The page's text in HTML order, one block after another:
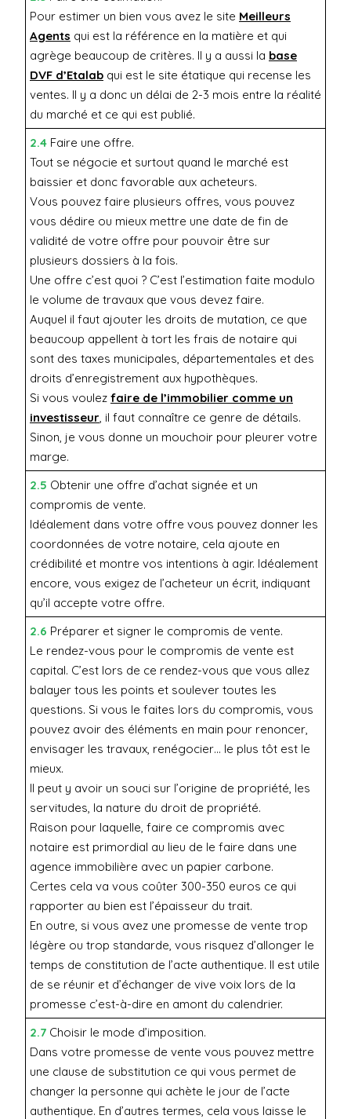
Pour estimer un bien vous avez le site Meilleurs
Agents qui est la référence en la matière et qui
agrège beaucoup de critères. Il y a aussi la base
DVF d’Etalab qui est le site étatique qui recense les
ventes. Il y a donc un délai de 2-3 mois entre la réalité
du marché et ce qui est publié.
2.4 Faire une offre.
Tout se négocie et surtout quand le marché est
baissier et donc favorable aux acheteurs.
Vous pouvez faire plusieurs offres, vous pouvez
vous dédire ou mieux mettre une date de fin de
validité de votre offre pour pouvoir être sur
plusieurs dossiers à la fois.
Une offre c’est quoi ? C’est l’estimation faite modulo
le volume de travaux que vous devez faire.
Auquel il faut ajouter les droits de mutation, ce que
beaucoup appellent à tort les frais de notaire qui
sont des taxes municipales, départementales et des
droits d’enregistrement aux hypothèques.
Si vous voulez faire de l’immobilier comme un
investisseur, il faut connaître ce genre de détails.
Sinon, je vous donne un mouchoir pour pleurer votre
marge.
2.5 Obtenir une offre d’achat signée et un
compromis de vente.
Idéalement dans votre offre vous pouvez donner les
coordonnées de votre notaire, cela ajoute en
crédibilité et montre vos intentions à agir. Idéalement
encore, vous exigez de l’acheteur un écrit, indiquant
qu’il accepte votre offre.
2.6 Préparer et signer le compromis de vente.
Le rendez-vous pour le compromis de vente est
capital. C’est lors de ce rendez-vous que vous allez
balayer tous les points et soulever toutes les
questions. Si vous le faites lors du compromis, vous
pouvez avoir des éléments en main pour renoncer,
envisager les travaux, renégocier… le plus tôt est le
mieux.
Il peut y avoir un souci sur l’origine de propriété, les
servitudes, la nature du droit de propriété.
Raison pour laquelle, faire ce compromis avec
notaire est primordial au lieu de le faire dans une
agence immobilière avec un papier carbone.
Certes cela va vous coûter 300-350 euros ce qui
rapporter au bien est l’épaisseur du trait.
En outre, si vous avez une promesse de vente trop
légère ou trop standarde, vous risquez d’allonger le
temps de constitution de l’acte authentique. Il est utile
de se réunir et d’échanger de vive voix lors de la
promesse c’est-à-dire en amont du calendrier.
2.7 Choisir le mode d’imposition.
Dans votre promesse de vente vous pouvez mettre
une clause de substitution ce qui vous permet de
changer la personne qui achète le jour de l’acte
authentique. En d’autres termes, cela vous laisse le